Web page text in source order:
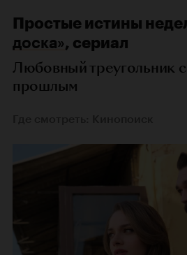
Простые истины
доска», сериал
Любовный треугольник
прошлым